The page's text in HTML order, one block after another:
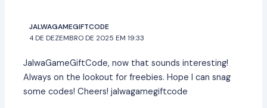
JALWAGAMEGIFTCODE
4 DE DEZEMBRO DE 2025 EM 19:33
JalwaGameGiftCode, now that sounds interesting!
Always on the lookout for freebies. Hope I can snag
some codes! Cheers!jalwagamegiftcode